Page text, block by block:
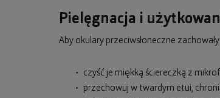
Pielęgnacja i
Aby okulary przeciwsłoneczne
czyść je miękką ściereczką z
przechowuj w twardym etui,